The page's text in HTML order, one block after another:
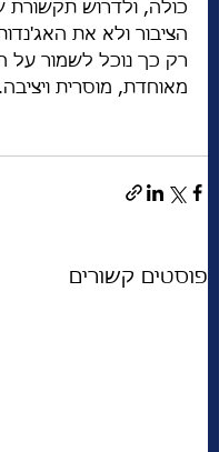
כולה, ולדרוש
הציבור ולא את
רק כך נוכל לשמור על
מאוחדת, מוסרית ויציבה.
פוסטים קשורים